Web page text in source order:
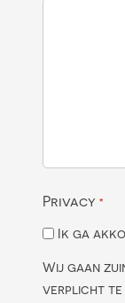
Privacy *
Ik ga
Wij gaan
verplicht te